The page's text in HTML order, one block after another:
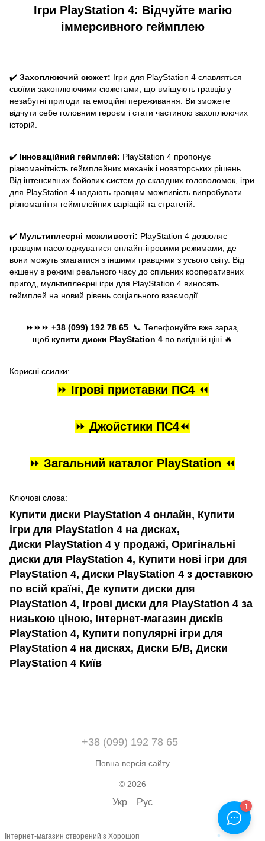
Ігри PlayStation 4: Відчуйте магію
іммерсивного геймплею
✔️ Захоплюючий сюжет: Ігри для PlayStation 4 славляться
своїми захоплюючими сюжетами, що вміщують гравців у
незабутні пригоди та емоційні переживання. Ви зможете
відчути себе головним героєм і стати частиною захоплюючих
історій.
✔️ Інноваційний геймплей: PlayStation 4 пропонує
різноманітність геймплейних механік і новаторських рішень.
Від інтенсивних бойових систем до складних головоломок, ігри
для PlayStation 4 надають гравцям можливість випробувати
різноманіття геймплейних варіацій та стратегій.
✔️ Мультиплеєрні можливості: PlayStation 4 дозволяє
гравцям насолоджуватися онлайн-ігровими режимами, де
вони можуть змагатися з іншими гравцями з усього світу. Від
екшену в режимі реального часу до спільних кооперативних
пригод, мультиплеєрні ігри для PlayStation 4 виносять
геймплей на новий рівень соціального взаємодії.
⏩⏩⏩ +38 (099) 192 78 65 📞 Телефонуйте вже зараз,
щоб купити диски PlayStation 4 по вигідній ціні 🔥
Корисні ссилки:
⏩ Ігрові приставки ПС4⏪
⏩ Джойстики ПС4⏪
⏩ Загальний каталог PlayStation ⏪
Ключові слова:
Купити диски PlayStation 4 онлайн, Купити
ігри для PlayStation 4 на дисках,
Диски PlayStation 4 у продажі, Оригінальні
диски для PlayStation 4, Купити нові ігри для
PlayStation 4, Диски PlayStation 4 з доставкою
по всій країні, Де купити диски для
PlayStation 4, Ігрові диски для PlayStation 4 за
низькою ціною, Інтернет-магазин дисків
PlayStation 4, Купити популярні ігри для
PlayStation 4 на дисках, Диски Б/В, Диски
PlayStation 4 Київ
+38 (099) 192 78 65
Повна версія сайту
© 2026
Укр Рус
Інтернет-магазин створений з Хорошоп